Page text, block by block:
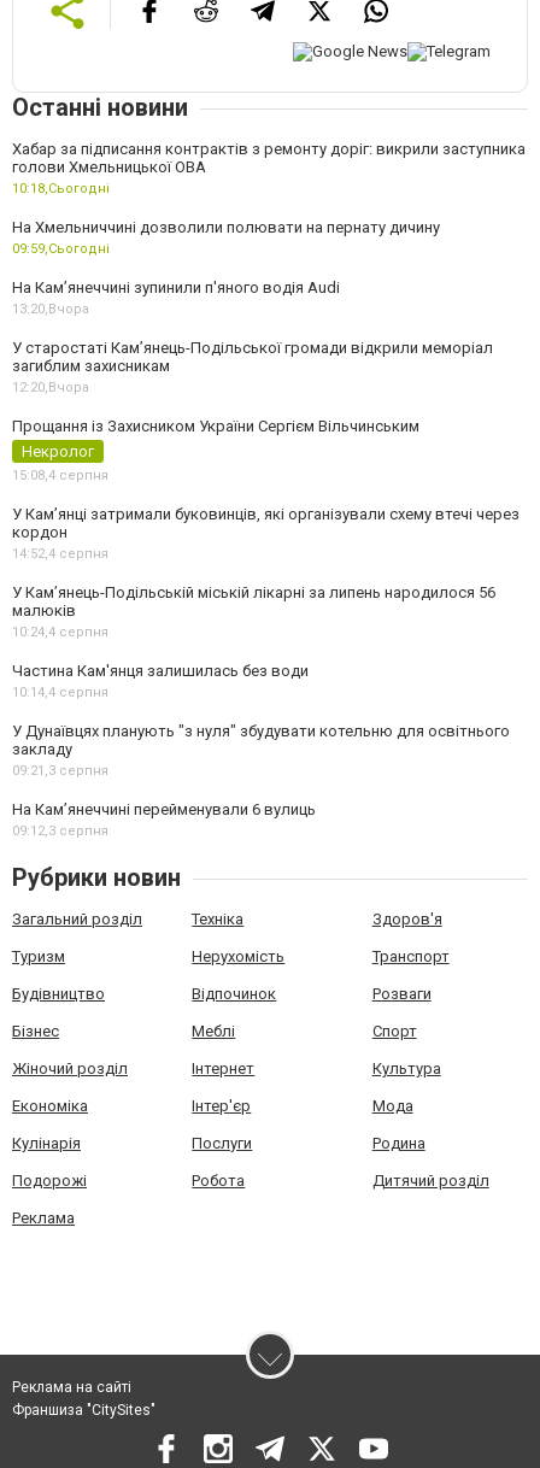
Останні новини
Хабар за підписання контрактів з ремонту доріг: викрили заступника
голови Хмельницької ОВА
10:18,Сьогодні
На Хмельниччині дозволили полювати на пернату дичину
09:59,Сьогодні
На Камʼянеччині зупинили п'яного водія Audi
13:20,Вчора
У старостаті Кам’янець-Подільської громади відкрили меморіал
загиблим захисникам
12:20,Вчора
Прощання із Захисником України Сергієм Вільчинським
Некролог
15:08,4 серпня
У Кам’янці затримали буковинців, які організували схему втечі через
кордон
14:52,4 серпня
У Кам’янець-Подільській міській лікарні за липень народилося 56
малюків
10:24,4 серпня
Частина Кам'янця залишилась без води
10:14,4 серпня
У Дунаївцях планують "з нуля" збудувати котельню для освітнього
закладу
09:21,3 серпня
На Камʼянеччині перейменували 6 вулиць
09:12,3 серпня
Рубрики новин
Загальний розділ Техніка Здоров'я
Туризм Нерухомість Транспорт
Будівництво Відпочинок Розваги
Бізнес Меблі Спорт
Жіночий розділ Інтернет Культура
Економіка Інтер'єр Мода
Кулінарія Послуги Родина
Подорожі Робота Дитячий розділ
Реклама
Реклама на сайті
Франшиза "CitySites"